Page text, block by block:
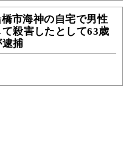
市海神の自宅で男性
殺害したとして63歳
捕